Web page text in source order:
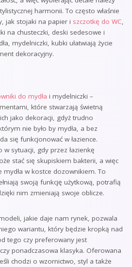
harmonii. To często właśnie
jak stojaki na papier i szczotkę do WC,
na chusteczki, deski sedesowe i
mydelniczki, kubki ułatwiają życie
dekoracyjny.
do mydła i mydelniczki –
które stwarzają świetną
jako dekoracji, gdyż trudno
nie było by mydła, a bez
się funkcjonować w łazience.
w sytuacji, gdy przez łazienkę
stać się skupiskiem bakterii, a więc
w kostce dozownikiem. To
swoją funkcję użytkową, potrafią
nim zmieniają swoje oblicze.
jakie daje nam rynek, pozwala
wariantu, który będzie kropką nad
tego czy preferowany jest
ponadczasowa klasyka. Oferowana
chodzi o wzornictwo, styl a także